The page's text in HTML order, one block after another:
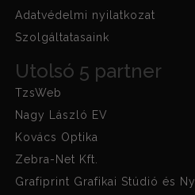
Adatvédelmi nyilatkozat
Szolgáltatasaink
Utolsó 5 partner
TzsWeb
Nagy László EV
Kovács Optika
Zebra-Net Kft.
Grafiprint Grafikai Stúdió és